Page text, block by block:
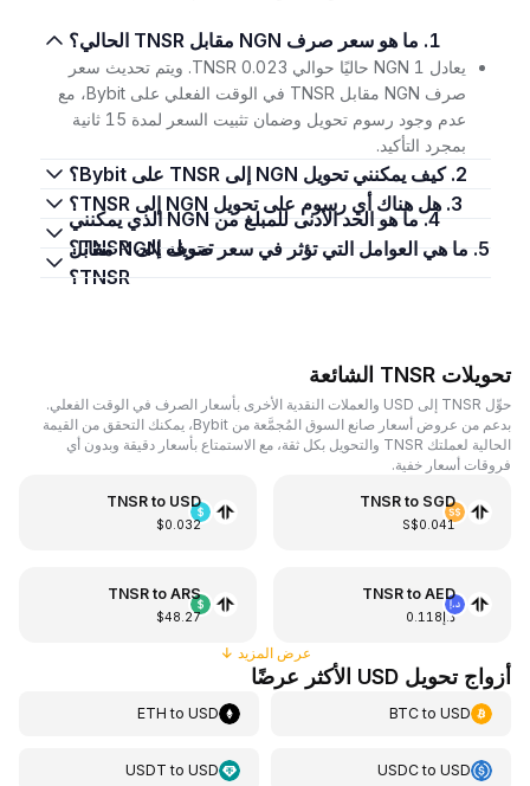
1. ما هو سعر صرف NGN مقابل TNSR الحالي؟
يعادل 1 NGN حاليًا حوالي 0.023 TNSR. ويتم تحديث سعر
صرف NGN مقابل TNSR في الوقت الفعلي على Bybit، مع
عدم وجود رسوم تحويل وضمان تثبيت السعر لمدة 15 ثانية
بمجرد التأكيد.
2. كيف يمكنني تحويل NGN إلى TNSR على Bybit؟
3. هل هناك أي رسوم على تحويل NGN إلى TNSR؟
4. ما هو الحد الأدنى للمبلغ من NGN الذي يمكنني
تحويله إلى TNSR؟ 5. ما هي العوامل التي تؤثر في سعر صرف NGN مقابل
TNSR؟
تحويلات TNSR الشائعة
حوِّل TNSR إلى USD والعملات النقدية الأخرى بأسعار الصرف في الوقت الفعلي.
بدعم من عروض أسعار صانع السوق المُجمَّعة من Bybit، يمكنك التحقق من القيمة
الحالية لعملتك TNSR والتحويل بكل ثقة، مع الاستمتاع بأسعار دقيقة وبدون أي
فروقات أسعار خفية.
TNSR to SGD
S$0.041
TNSR to USD
$0.032
TNSR toAED
د.إ0.118
TNSR toARS
$48.27
عرض المزيد ↓
أزواج تحويل USD الأكثر عرضًا
BTCtoUSD
ETH toUSD
USDCtoUSD
USDT toUSD